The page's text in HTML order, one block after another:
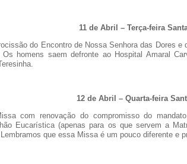
11 de Abril – Terça-feira
do Encontro de Nossa Senhora das Dores e
homens saem defronte ao Hospital Amaral
12 de Abril – Quarta-feira
com renovação do compromisso do
Eucarística (apenas para os que servem a
que essa Missa é um pouco diferente e